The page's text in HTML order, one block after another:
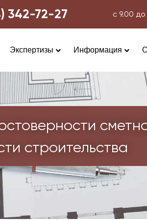
342-72-27 с 9.00
Экспертизы Информация
строительства